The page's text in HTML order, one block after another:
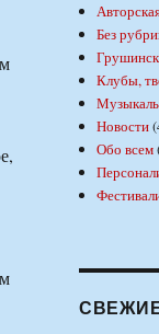
Без
Клубы,
Новости
Обо всем